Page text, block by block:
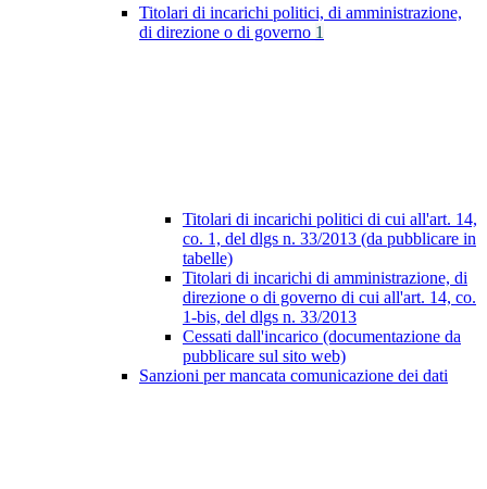
Titolari di incarichi politici, di amministrazione,
di direzione o di governo 1
Titolari di incarichi politici di cui all'art. 14,
co. 1, del dlgs n. 33/2013 (da pubblicare in
tabelle)
Titolari di incarichi di amministrazione, di
direzione o di governo di cui all'art. 14, co.
1-bis, del dlgs n. 33/2013
Cessati dall'incarico (documentazione da
pubblicare sul sito web)
Sanzioni per mancata comunicazione dei dati